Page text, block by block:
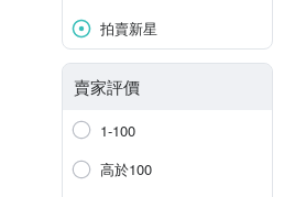
拍賣新星
賣家評價
1-100
高於100